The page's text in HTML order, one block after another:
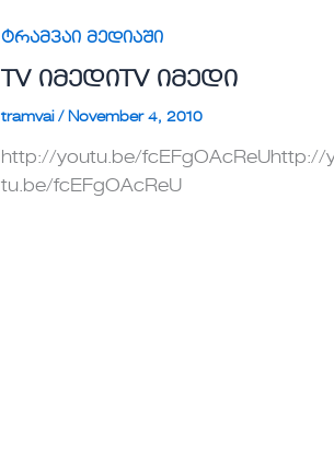
ტრამვაი მედიაში
TV იმედიTV იმედი
tramvai / November 4, 2010
http://youtu.be/fcEFgOAcReUhttp://
tu.be/fcEFgOAcReU